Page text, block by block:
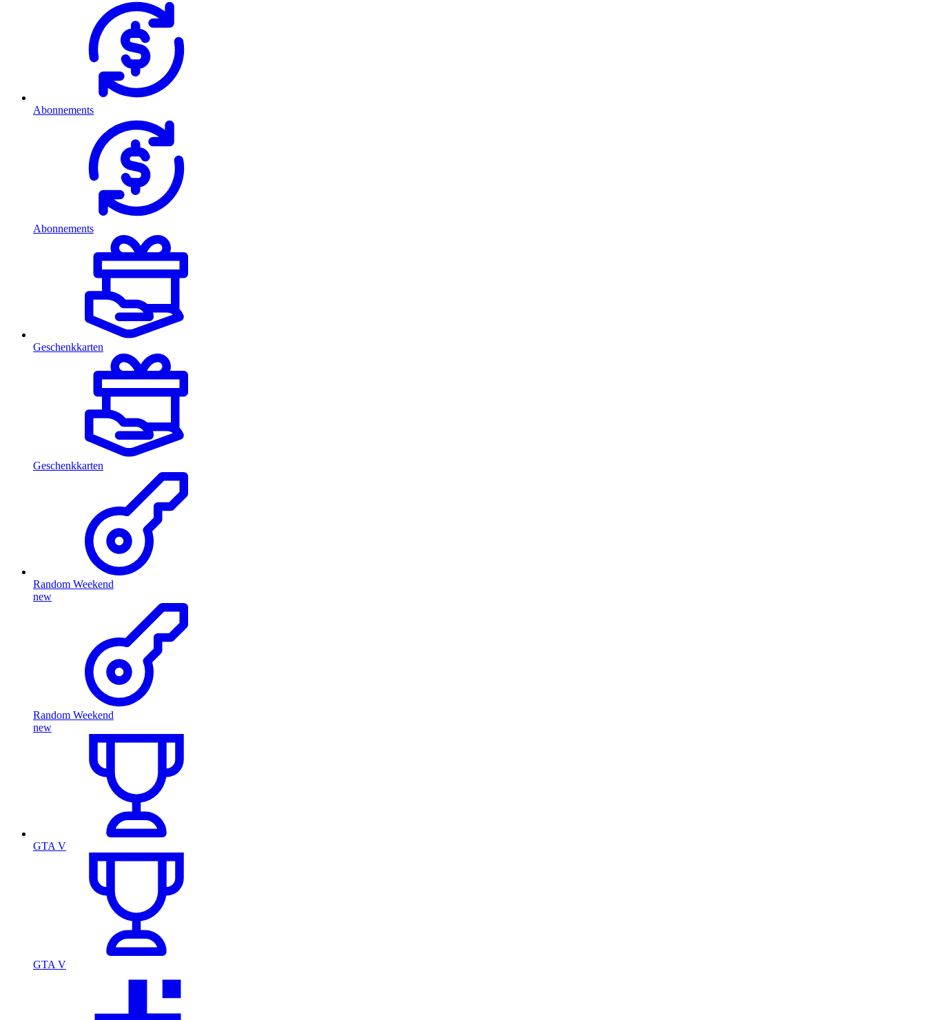
Abonnements
Abonnements
Geschenkkarten
Geschenkkarten
Random Weekend
new
Random Weekend
new
GTA V
GTA V